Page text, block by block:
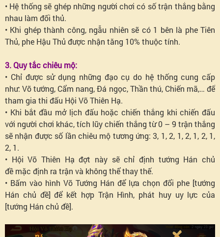
• Hệ thống sẽ ghép những người chơi có số trận thắng bằng
nhau làm đối thủ.
• Khi ghép thành công, ngẫu nhiên sẽ có 1 bên là phe Tiên
Thủ, phe Hậu Thủ được nhận tăng 10% thuộc tính.
3. Quy tắc chiêu mộ:
• Chỉ được sử dụng những đạo cụ do hệ thống cung cấp
như: Võ tướng, Cẩm nang, Đá ngọc, Thần thú, Chiến mã,… để
tham gia thi đấu Hội Võ Thiên Hạ.
• Khi bắt đầu mở lịch đấu hoặc chiến thắng khi chiến đấu
với người chơi khác, tích lũy chiến thắng từ 0 – 9 trận thắng
sẽ nhận được số lần chiêu mộ tương ứng: 3, 1, 2, 1, 2, 1, 2, 1,
2, 1.
• Hội Võ Thiên Hạ đợt này sẽ chỉ định tướng Hán chủ
đề mặc định ra trận và không thể thay thế.
• Bấm vào hình Võ Tướng Hán để lựa chọn đổi phe [tướng
Hán chủ đề] để kết hợp Trận Hình, phát huy uy lực của
[tướng Hán chủ đề].